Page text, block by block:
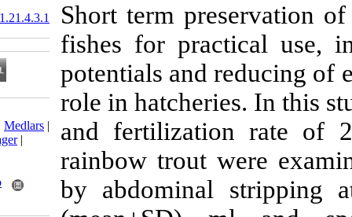
Short term
fishes for
potentials and
role in
and
rainbow trout
by
20.1001.1.10261354.1391.21.4.3.1
Download citation:
BibTeX | RIS|EndNote|Medlars|
ProCite
Reference Manager|
Send citation to:
Mendeley
Zotero